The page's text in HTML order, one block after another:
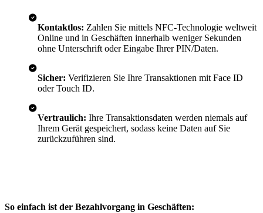
Kontaktlos: Zahlen Sie mittels NFC-Technologie weltweit
Online und in Geschäften innerhalb weniger Sekunden
ohne Unterschrift oder Eingabe Ihrer PIN/Daten.
Sicher: Verifizieren Sie Ihre Transaktionen mit Face ID
oder Touch ID.
Vertraulich: Ihre Transaktionsdaten werden niemals auf
Ihrem Gerät gespeichert, sodass keine Daten auf Sie
zurückzuführen sind.
So einfach ist der Bezahlvorgang in Geschäften: